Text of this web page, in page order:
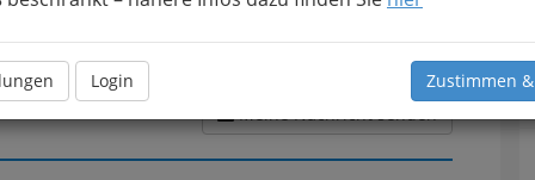
Login Zustimmen
Meine Nachricht senden